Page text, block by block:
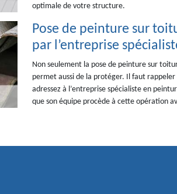
optimale de votre structure.
Pose de peinture sur
par l’entreprise
Non seulement la pose de peinture sur
permet aussi de la protéger. Il faut
adressez à l’entreprise spécialiste en
que son équipe procède à cette opération